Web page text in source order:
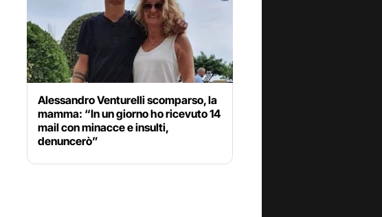
Alessandro Venturelli scomparso, la
mamma: “In un giorno ho ricevuto 14
mail con minacce e insulti,
denuncerò”